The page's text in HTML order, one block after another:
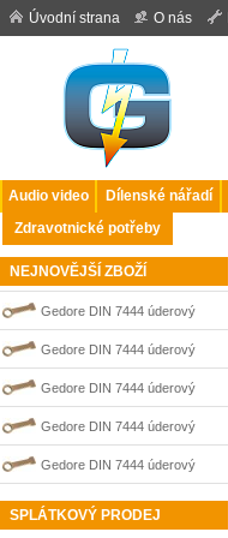
Úvodní strana O nás
Audio video Dílenské nářadí
Zdravotnické potřeby
NEJNOVĚJŠÍ ZBOŽÍ
Gedore DIN 7444 úderový
nejiskřivý plochý (palcový) klíč
0100205S
Gedore DIN 7444 úderový
nejiskřivý plochý (palcový) klíč
0100206S
Gedore DIN 7444 úderový
nejiskřivý plochý (palcový) klíč
0100207S
Gedore DIN 7444 úderový
nejiskřivý plochý (palcový) klíč
0100209S
Gedore DIN 7444 úderový
nejiskřivý plochý (palcový) klíč
SPLÁTKOVÝ PRODEJ